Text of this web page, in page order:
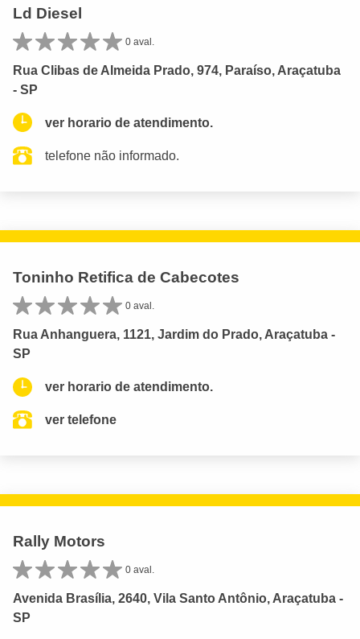
Ld Diesel
0 aval.
Rua Clibas de Almeida Prado, 974, Paraíso, Araçatuba
- SP
ver horario de atendimento.
telefone não informado.
Toninho Retifica de Cabecotes
0 aval.
Rua Anhanguera, 1121, Jardim do Prado, Araçatuba -
SP
ver horario de atendimento.
ver telefone
Rally Motors
0 aval.
Avenida Brasília, 2640, Vila Santo Antônio, Araçatuba -
SP